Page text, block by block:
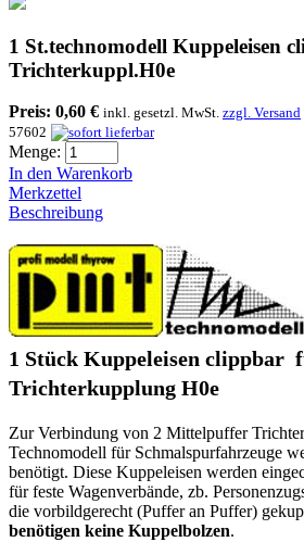
1 St.technomodell Kuppeleisen
Trichterkuppl.H0e
Preis: 0,60 € inkl. gesetzl. MwSt. zzgl. Versand
57602
Menge:
In den Warenkorb
Merkzettel
Beschreibung
1 Stück Kuppeleisen clippbar
Trichterkupplung H0e
Zur Verbindung von 2 Mittelpuffer
Technomodell für Schmalspurfahrzeuge
benötigt. Diese Kuppeleisen werden
für feste Wagenverbände, zb.
die vorbildgerecht (Puffer an Puffer)
benötigen keine Kuppelbolzen.